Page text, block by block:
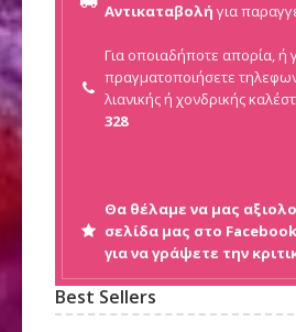
Αντικαταβολή για
Για οποιαδήποτε απορία, ή
πραγματοποιήσετε
λιανικής ή χονδρικής
328
Θα θέλαμε να μας
σελίδα μας στο
για να γράψετε την
Best Sellers